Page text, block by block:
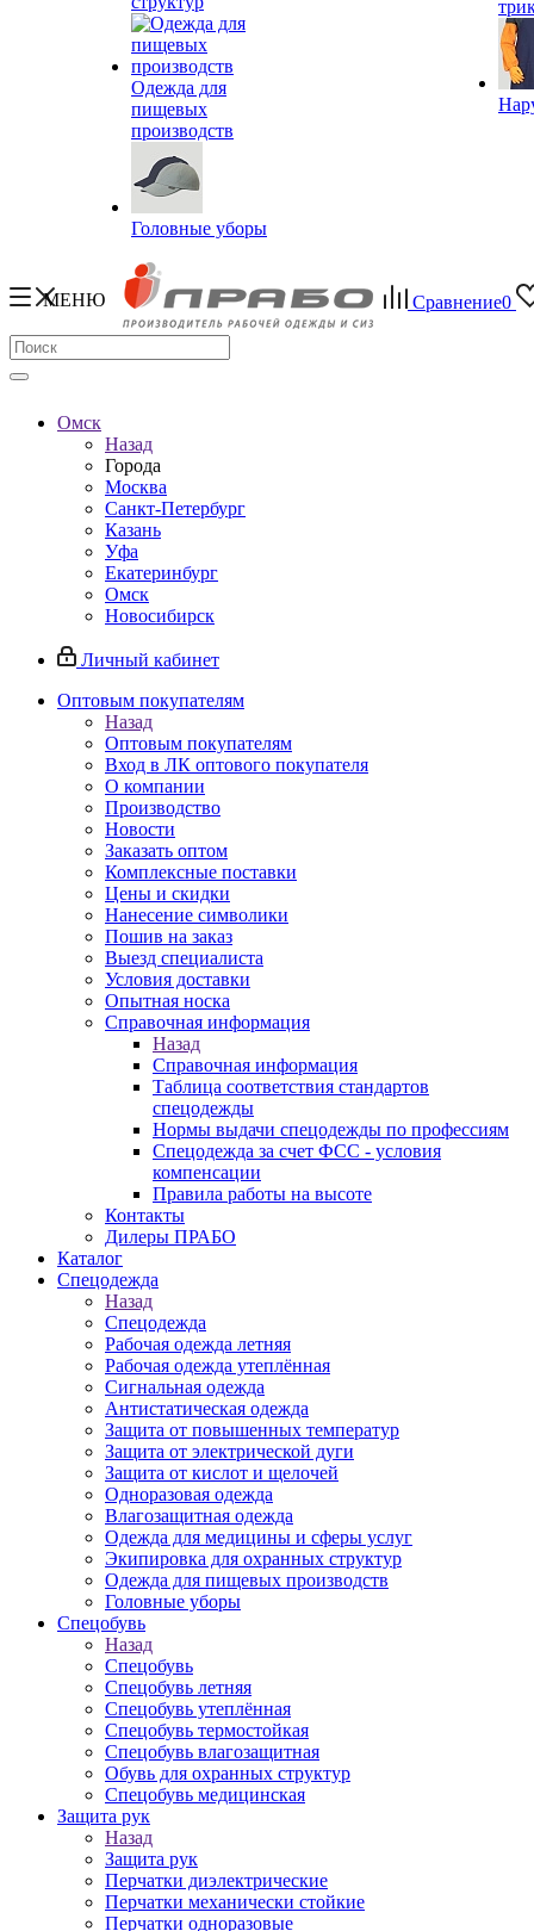
Одежда для
пищевых
производств
Головные уборы
МЕНЮ Сравнение0
Омск
Назад
Города
Москва
Санкт-Петербург
Казань
Уфа
Екатеринбург
Омск
Новосибирск
Личный кабинет
Оптовым покупателям
Назад
Оптовым покупателям
Вход в ЛК оптового покупателя
О компании
Производство
Новости
Заказать оптом
Комплексные поставки
Цены и скидки
Нанесение символики
Пошив на заказ
Выезд специалиста
Условия доставки
Опытная носка
Справочная информация
Назад
Справочная информация
Таблица соответствия стандартов
спецодежды
Нормы выдачи спецодежды по профессиям
Спецодежда за счет ФСС - условия
компенсации
Правила работы на высоте
Контакты
Дилеры ПРАБО
Каталог
Спецодежда
Назад
Спецодежда
Рабочая одежда летняя
Рабочая одежда утеплённая
Сигнальная одежда
Антистатическая одежда
Защита от повышенных температур
Защита от электрической дуги
Защита от кислот и щелочей
Одноразовая одежда
Влагозащитная одежда
Одежда для медицины и сферы услуг
Экипировка для охранных структур
Одежда для пищевых производств
Головные уборы
Спецобувь
Назад
Спецобувь
Спецобувь летняя
Спецобувь утеплённая
Спецобувь термостойкая
Спецобувь влагозащитная
Обувь для охранных структур
Спецобувь медицинская
Защита рук
Назад
Защита рук
Перчатки диэлектрические
Перчатки механически стойкие
Перчатки одноразовые